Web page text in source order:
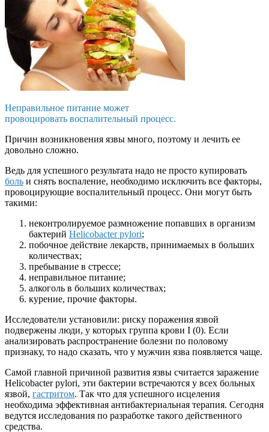
Неправильное питание может
провоцировать воспалительный процесс.
Причин возникновения язвы много, поэтому и лечить ее
довольно сложно.
Ведь для успешного результата надо не просто купировать
боль и снять воспаление, необходимо исключить все факторы,
провоцирующие воспалительный процесс. Они могут быть
такими:
неконтролируемое размножение попавших в организм
бактерий Helicobacter pylori;
побочное действие лекарств, принимаемых в больших
количествах;
пребывание в стрессе;
неправильное питание;
алкоголь в больших количествах;
курение, прочие факторы.
Исследователи установили: риску поражения язвой
подвержены люди, у которых группа крови I (0). Если
анализировать распространение болезни по половому
признаку, то надо сказать, что у мужчин язва появляется чаще.
Самой главной причиной развития язвы считается заражение
Helicobacter pylori, эти бактерии встречаются у всех больных
язвой, гастритом. Так что для успешного исцеления
необходима эффективная антибактериальная терапия. Сегодня
ведутся исследования по разработке такого действенного
средства.